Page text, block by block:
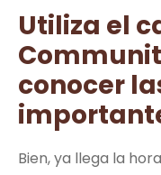
Utiliza el
conocer
Bien, ya llega la